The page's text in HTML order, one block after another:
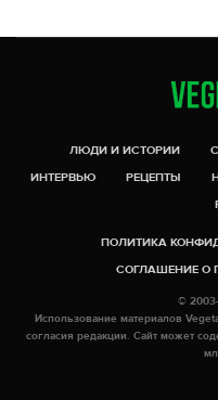
ЛЮДИ И ИСТОРИИ
ИНТЕРВЬЮ
РЕЦЕПТЫ
ПОЛИТИКА
СОГЛАШЕНИЕ О
©
Использование материалов
согласия редакции. Сайт может